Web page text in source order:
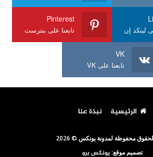
لينكد إن
Pinterest
تابعنا على بنترست
VK
تابعنا على VK
الرئيسية نبذة عنا
محفوظة لمدونة يونكس © 2026
تصميم موقع: يونكس برو